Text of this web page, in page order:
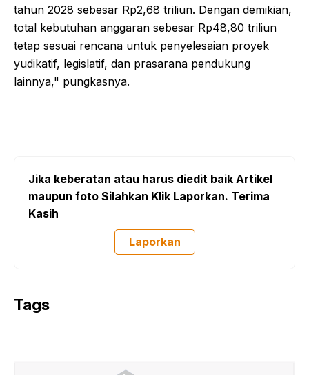
tahun 2028 sebesar Rp2,68 triliun. Dengan demikian,
total kebutuhan anggaran sebesar Rp48,80 triliun
tetap sesuai rencana untuk penyelesaian proyek
yudikatif, legislatif, dan prasarana pendukung
lainnya," pungkasnya.
Jika keberatan atau harus diedit baik Artikel
maupun foto Silahkan Klik Laporkan. Terima
Kasih
Laporkan
Tags